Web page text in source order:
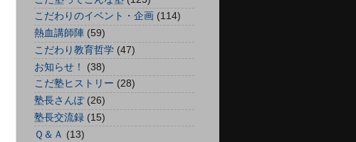
こだわりのイベント・企画 (114)
熱血講師陣 (59)
こだわり教育哲学 (47)
お知らせ！
(38)
こだ塾ヒストリー (28)
塾長さんぽ (26)
塾長交流録 (15)
Ｑ＆Ａ (13)